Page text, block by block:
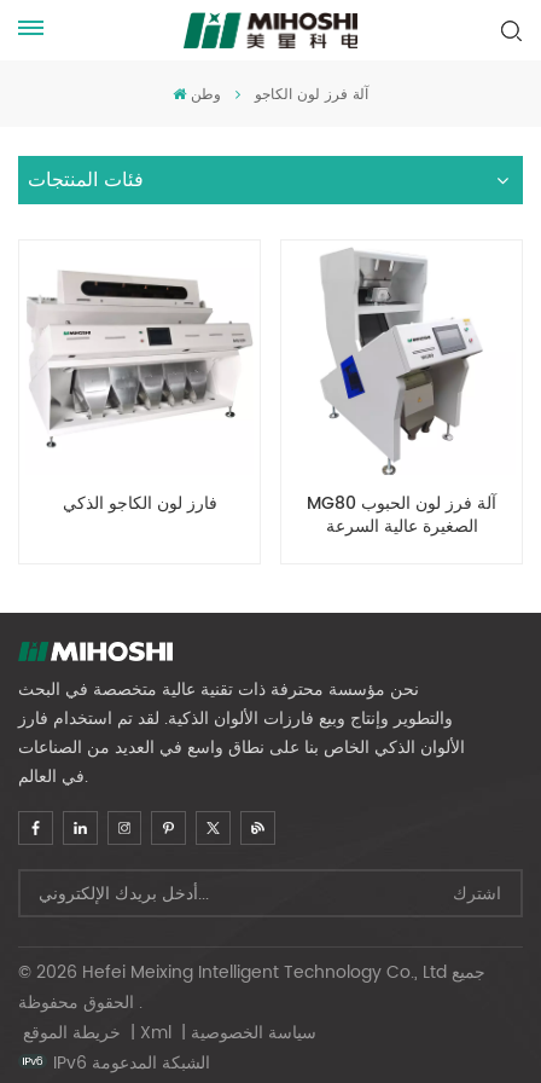
وطن آلة فرز لون الكاجو
فئات المنتجات
فارز لون الكاجو الذكي MG80 آلة فرز لون الحبوب
الصغيرة عالية السرعة
نحن مؤسسة محترفة ذات تقنية عالية متخصصة في البحث
والتطوير وإنتاج وبيع فارزات الألوان الذكية. لقد تم استخدام فارز
الألوان الذكي الخاص بنا على نطاق واسع في العديد من الصناعات
في العالم.
© 2026 Hefei Meixing Intelligent Technology Co., Ltd جميع
الحقوق محفوظة .
| Xml | سياسة الخصوصية
IPv6 الشبكة المدعومة